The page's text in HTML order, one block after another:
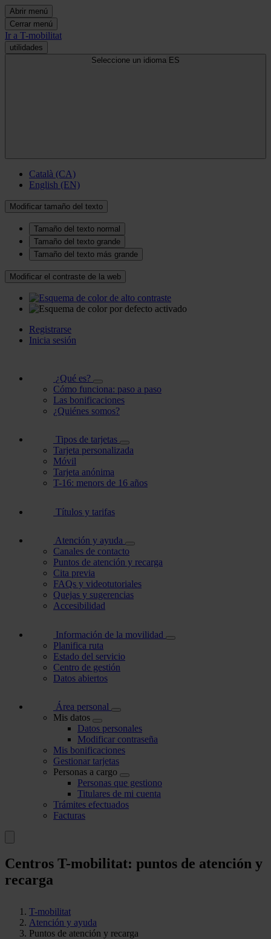
Abrir menú
Cerrar menú
Ir a T-mobilitat
utilidades
Seleccione un idioma
Català (CA)
English (EN)
Modificar tamaño del texto
Tamaño del texto normal
Tamaño del texto grande
Tamaño del texto más grande
Modificar el contraste de la web
Registrarse
Inicia sesión
¿Qué es?
Cómo funciona: paso a paso
Las bonificaciones
¿Quiénes somos?
Tipos de tarjetas
Tarjeta personalizada
Móvil
Tarjeta anónima
T-16: menors de 16 años
Títulos y tarifas
Atención y ayuda
Canales de contacto
Puntos de atención y recarga
Cita previa
FAQs y videotutoriales
Quejas y sugerencias
Accesibilidad
Información de la movilidad
Planifica ruta
Estado del servicio
Centro de gestión
Datos abiertos
Área personal
Mis datos
Datos personales
Modificar contraseña
Mis bonificaciones
Gestionar tarjetas
Personas a cargo
Personas que gestiono
Titulares de mi cuenta
Trámites efectuados
Facturas
Centros T-mobilitat: puntos de atención y
recarga
T-mobilitat
Atención y ayuda
Puntos de atención y recarga